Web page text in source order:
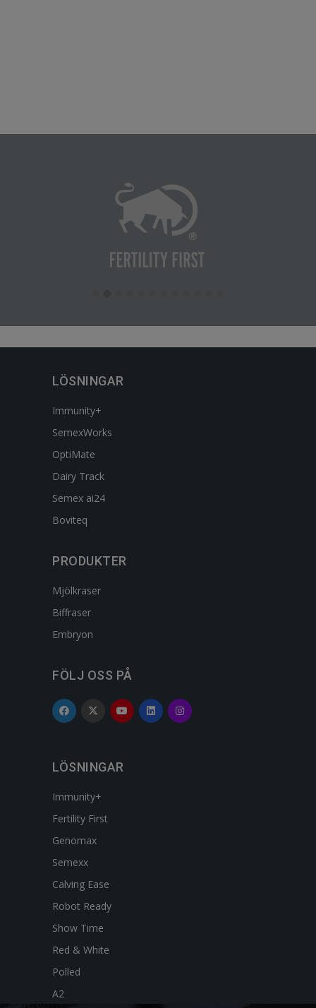
LÖSNINGAR
Immunity+
SemexWorks
OptiMate
Dairy Track
Semex ai24
Boviteq
PRODUKTER
Mjölkraser
Biffraser
Embryon
FÖLJ OSS PÅ
LÖSNINGAR
Immunity+
Fertility First
Genomax
Semexx
Calving Ease
Robot Ready
Show Time
Red & White
Polled
A2